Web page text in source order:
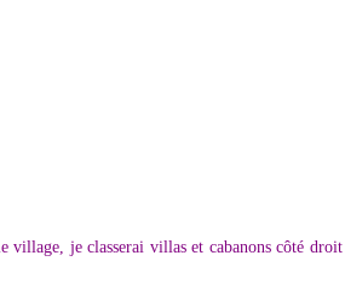
je classerai villas et cabanons côté